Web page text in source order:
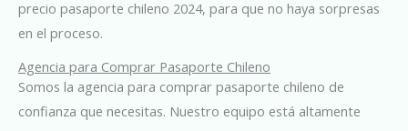
precio pasaporte chileno 2024, para que no haya sorpresas
en el proceso.
Agencia para Comprar Pasaporte Chileno
Somos la agencia para comprar pasaporte chileno de
confianza que necesitas. Nuestro equipo está altamente